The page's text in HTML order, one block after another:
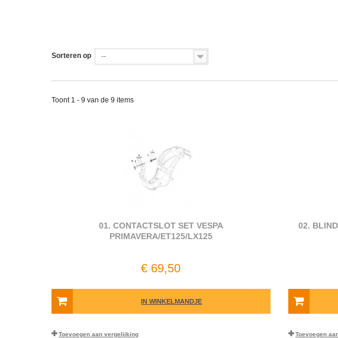
Sorteren op --
Toont 1 - 9 van de 9 items
01. CONTACTSLOT SET VESPA
PRIMAVERA/ET125/LX125
€ 69,50
IN WINKELMANDJE
Toevoegen aan vergelijking
02.
Toevoegen